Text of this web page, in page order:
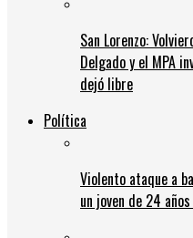
San Lorenzo:
Delgado y el MPA
dejó libre
Política
Violento ataque a
un joven de 24